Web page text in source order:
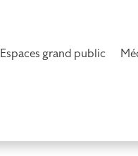
Espaces grand public